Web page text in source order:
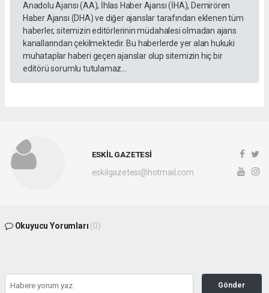
Anadolu Ajansı (AA), İhlas Haber Ajansı (İHA), Demirören
Haber Ajansı (DHA) ve diğer ajanslar tarafından eklenen tüm
haberler, sitemizin editörlerinin müdahalesi olmadan ajans
kanallarından çekilmektedir. Bu haberlerde yer alan hukuki
muhataplar haberi geçen ajanslar olup sitemizin hiç bir
editörü sorumlu tutulamaz...
ESKİL GAZETESİ
eskilgazetesi@hotmail.com
Okuyucu Yorumları (0)
Gönder